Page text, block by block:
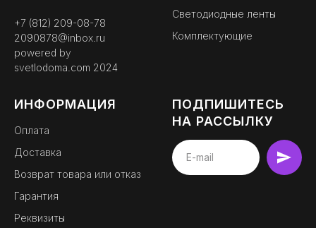
официальный партнер
BEMYLIGHT
+7 (812) 209-08-78
2090878@inbox.ru
powered by
svetlodoma.com 2024
Светодиодные ленты
Комплектующие
ИНФОРМАЦИЯ
Оплата
Доставка
Возврат товара или отказ
Гарантия
Реквизиты
ПОДПИШИТЕСЬ
НА РАССЫЛКУ